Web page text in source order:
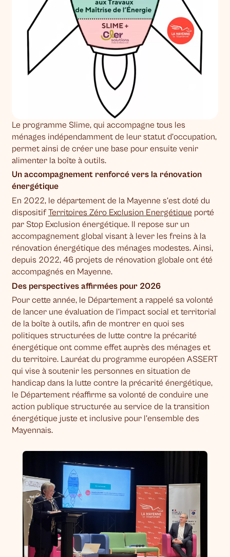
Le programme Slime, qui accompagne tous les
ménages indépendamment de leur statut d’occupation,
permet ainsi de créer une base pour ensuite venir
alimenter la boîte à outils.
Un accompagnement renforcé vers la rénovation
énergétique
En 2022, le département de la Mayenne s’est doté du
dispositifTerritoires Zéro Exclusion Energétique porté
par Stop Exclusion énergétique. Il repose sur un
accompagnement global visant à lever les freins à la
rénovation énergétique des ménages modestes. Ainsi,
depuis 2022, 46 projets de rénovation globale ont été
accompagnés en Mayenne.
Des perspectives affirmées pour 2026
Pour cette année, le Département a rappelé sa volonté
de lancer une évaluation de l’impact social et territorial
de la boîte à outils, afin de montrer en quoi ses
politiques structurées de lutte contre la précarité
énergétique ont comme effet auprès des ménages et
du territoire. Lauréat du programme européen ASSERT
qui vise à soutenir les personnes en situation de
handicap dans la lutte contre la précarité énergétique,
le Département réaffirme sa volonté de conduire une
action publique structurée au service de la transition
énergétique juste et inclusive pour l’ensemble des
Mayennais.